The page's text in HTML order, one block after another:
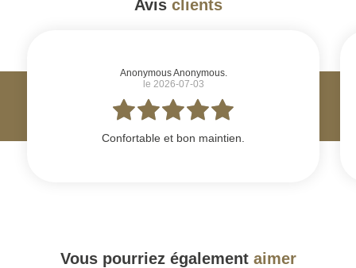
Avis clients
Anonymous Anonymous.
le 2026-07-03
Confortable et bon maintien.
Vous pourriez également aimer